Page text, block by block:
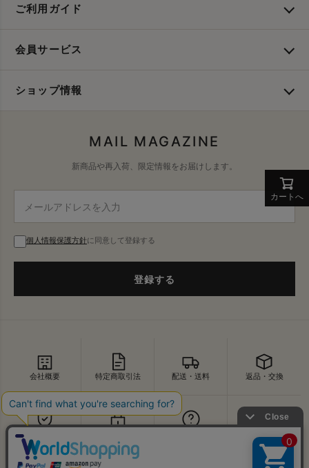
カートへ
ご利用ガイド
会員サービス
ショップ情報
MAIL MAGAZINE
新商品や再入荷、限定情報をお届けします。
個人情報保護方針に同意して登録する
登録する
会社概要 特定商取引法 配送・送料 返品・交換
セキュリティ お問い合わせ